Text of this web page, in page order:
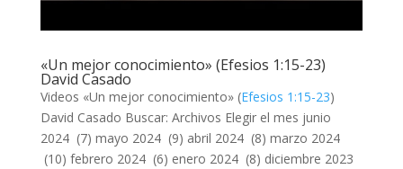
«Un mejor conocimiento» (Efesios 1:15-23)
David Casado
Videos «Un mejor conocimiento» (Efesios 1:15-23)
David Casado Buscar: Archivos Elegir el mes junio
2024 (7) mayo 2024 (9) abril 2024 (8) marzo 2024
(10) febrero 2024 (6) enero 2024 (8) diciembre 2023